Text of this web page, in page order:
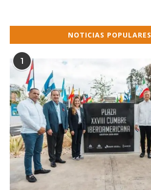
NOTICIAS POPULARES
1